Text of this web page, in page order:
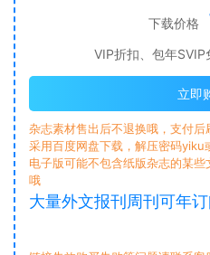
下载价格
VIP折扣、包年SVIP
立即
杂志素材售出后不退换哦，支付
采用百度网盘下载，解压密码
电子版可能不包含纸版杂志的某
哦
大量外文报刊周刊可年